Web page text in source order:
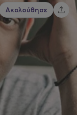
Ακολούθησε